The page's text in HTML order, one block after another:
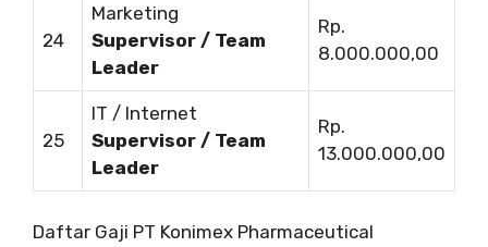
24
Marketing
Supervisor / Team
Leader
Rp.
8.000.000,00
25
IT / Internet
Supervisor / Team
Leader
Rp.
13.000.000,00
Daftar Gaji PT Konimex Pharmaceutical